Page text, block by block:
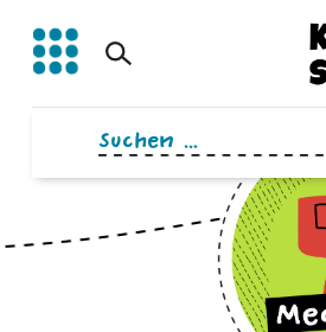
Inhalt
springen
Suchen
nach: